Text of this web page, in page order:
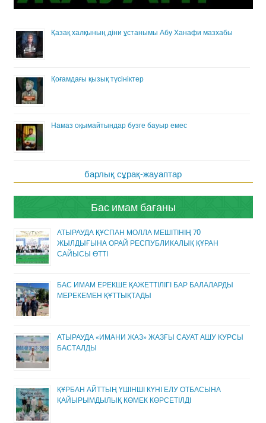
Қазақ халқының діни ұстанымы Абу Ханафи мазхабы
Қоғамдағы қызық түсініктер
Намаз оқымайтындар бузге бауыр емес
барлық сұрақ-жауаптар
Бас имам бағаны
АТЫРАУДА ҚҰСПАН МОЛЛА МЕШІТІНІҢ 70
ЖЫЛДЫҒЫНА ОРАЙ РЕСПУБЛИКАЛЫҚ ҚҰРАН
САЙЫСЫ ӨТТІ
БАС ИМАМ ЕРЕКШЕ ҚАЖЕТТІЛІГІ БАР БАЛАЛАРДЫ
МЕРЕКЕМЕН ҚҰТТЫҚТАДЫ
АТЫРАУДА «ИМАНИ ЖАЗ» ЖАЗҒЫ САУАТ АШУ КУРСЫ
БАСТАЛДЫ
ҚҰРБАН АЙТТЫҢ ҮШІНШІ КҮНІ ЕЛУ ОТБАСЫНА
ҚАЙЫРЫМДЫЛЫҚ КӨМЕК КӨРСЕТІЛДІ